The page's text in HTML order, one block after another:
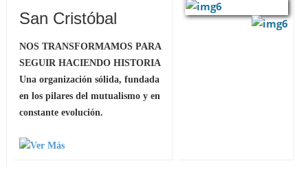
San Cristóbal
NOS TRANSFORMAMOS PARA
SEGUIR HACIENDO HISTORIA
Una organización sólida, fundada
en los pilares del mutualismo y en
constante evolución.